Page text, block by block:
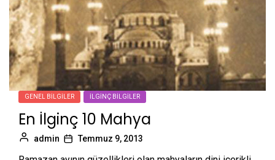
GENEL BILGILER İLGINÇ BILGILER
En İlginç 10 Mahya
admin Temmuz 9, 2013